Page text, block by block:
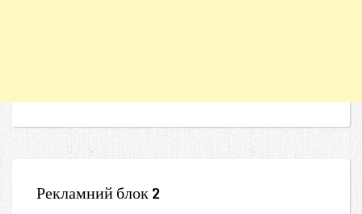
Рекламний блок 2